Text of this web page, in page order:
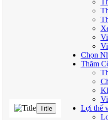
Title
Chọn
Thăm
Lợi thế